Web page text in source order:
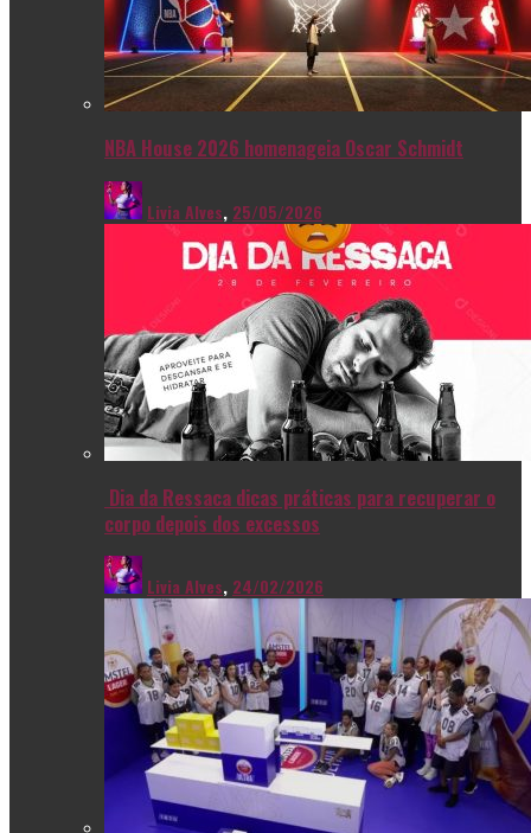
NBA House 2026 homenageia Oscar Schmidt
Livia Alves, 25/05/2026
Dia da Ressaca dicas práticas para recuperar o
corpo depois dos excessos
Livia Alves, 24/02/2026